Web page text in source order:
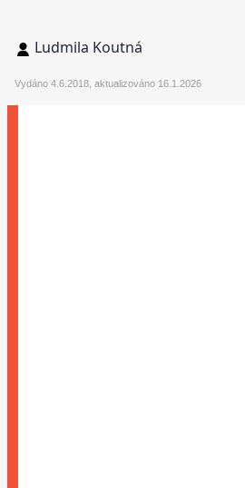
Ludmila Koutná
Vydáno 4.6.2018, aktualizováno 16.1.2026